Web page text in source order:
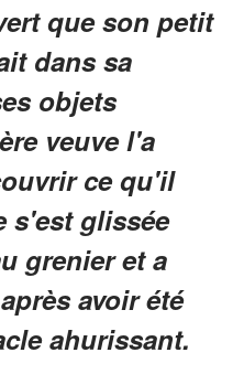
que son petit
dans sa
objets
veuve l'a
ce qu'il
s'est glissée
grenier et a
avoir été
ahurissant.